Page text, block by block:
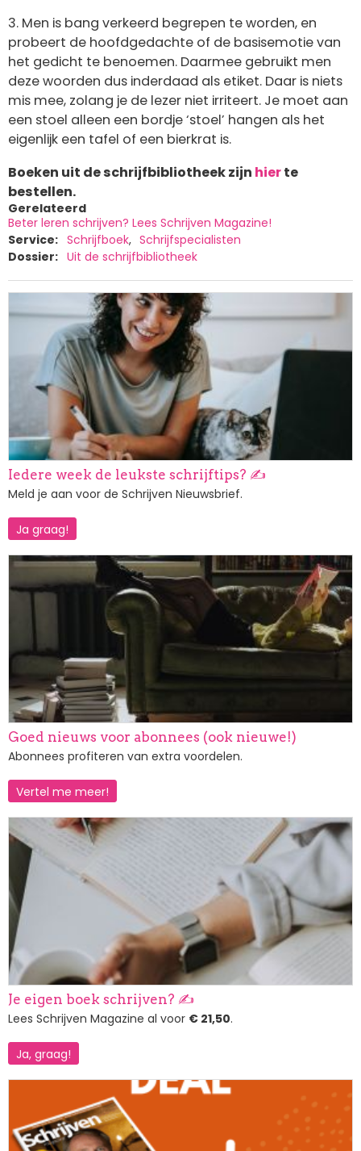
3. Men is bang verkeerd begrepen te worden, en
probeert de hoofdgedachte of de basisemotie van
het gedicht te benoemen. Daarmee gebruikt men
deze woorden dus inderdaad als etiket. Daar is niets
mis mee, zolang je de lezer niet irriteert. Je moet aan
een stoel alleen een bordje ‘stoel’ hangen als het
eigenlijk een tafel of een bierkrat is.
Boeken uit de schrijfbibliotheek zijn hierte
bestellen.
Gerelateerd
Beter leren schrijven? Lees Schrijven Magazine!
Service
Schrijfboek
Schrijfspecialisten
Dossier
Uit de schrijfbibliotheek
Iedere week de leukste schrijftips? ✍️
Meld je aan voor de Schrijven Nieuwsbrief.
Ja graag!
Afbeelding
Goed nieuws voor abonnees (ook nieuwe!)
Abonnees profiteren van extra voordelen.
Vertel me meer!
Afbeelding
Je eigen boek schrijven? ✍️
Lees Schrijven Magazine al voor € 21,50.
Ja, graag!